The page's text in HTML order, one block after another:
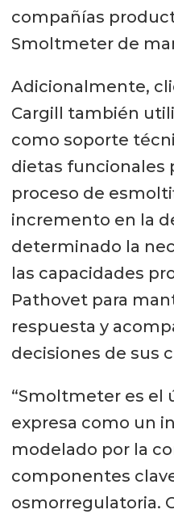
compañías
Smoltmeter de
Adicionalmente,
Cargill también
como soporte
dietas funcionales
proceso de
incremento en la
determinado la
las capacidades
Pathovet para
respuesta y
decisiones de sus
“Smoltmeter es el
expresa como un
modelado por la
componentes
osmorregulatoria.